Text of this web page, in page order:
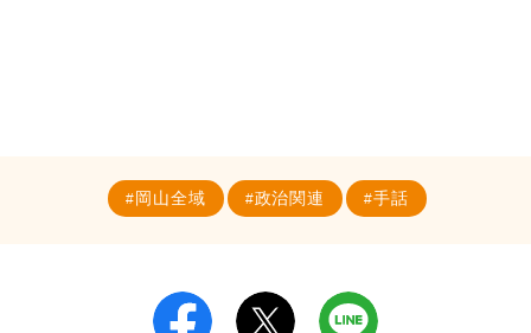
岡山全域 政治関連 手話